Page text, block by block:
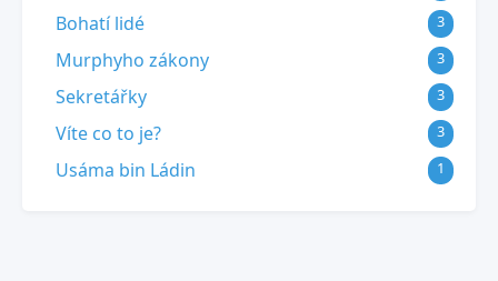
Bohatí lidé 3
Murphyho zákony 3
Sekretářky 3
Víte co to je? 3
Usáma bin Ládin 1